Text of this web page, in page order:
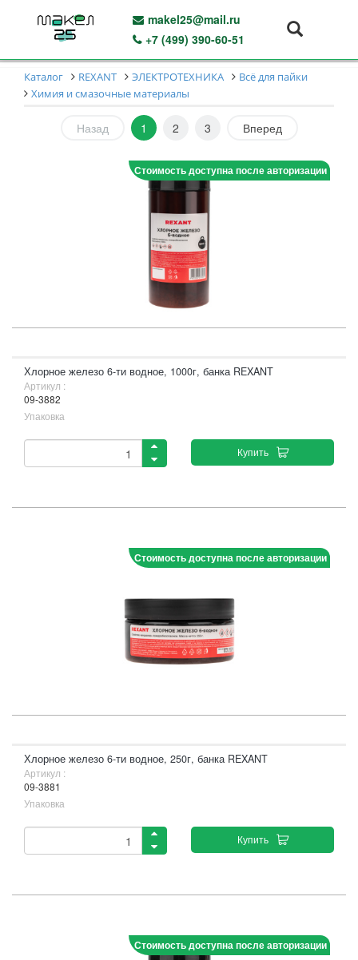
makel25@mail.ru
+7 (499) 390-60-51
Каталог REXANT ЭЛЕКТРОТЕХНИКА
Всё для пайки
Химия и смазочные материалы
Назад 1 2 3 Вперед
Стоимость доступна после авторизации
Хлорное железо 6-ти водное, 1000г, банка REXANT
Артикул :
09-3882
Упаковка
Купить
Стоимость доступна после авторизации
Хлорное железо 6-ти водное, 250г, банка REXANT
Артикул :
09-3881
Упаковка
Купить
Стоимость доступна после авторизации